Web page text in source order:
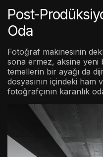
Post-
Oda
Fotoğraf makinesinin
sona ermez, aksine yeni
temellerin bir ayağı da
dosyasının içindeki ham
fotoğrafçının karanlık